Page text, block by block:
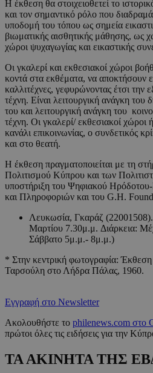
Η έκθεση θα στοιχειοθετεί το
και τον σημαντικό ρόλο που
υποδομή του τόπου ως σημεία
βιωματικής αισθητικής μάθησης, ως
χώροι ψυχαγωγίας και εικαστικής
Οι γκαλερί και εκθεσιακοί χώροι
κοντά στα εκθέματα, να αποκτήσουν
καλλιτέχνες, γεφυρώνοντας έτσι την
τέχνη. Είναι λειτουργική ανάγκη του
του και λειτουργική ανάγκη του
τέχνη. Οι γκαλερί/ εκθεσιακοί χώροι
κανάλι επικοινωνίας, ο συνδετικός
και στο θεατή.
Η έκθεση πραγματοποιείται με τη
Πολιτισμού Κύπρου και των
υποστήριξη του Ψηφιακού
και Πληροφοριών και του G.H.
Λευκωσία, Γκαράζ (22001508).
Μαρτίου 7.30μ.μ. Διάρκεια:
Σάββατο 5μ.μ.- 8μ.μ.)
* Στην κεντρική φωτογραφία:
Ταρσούλη στο Λήδρα Πάλας, 1960.
Εγγραφή στο Newsletter
Ακολουθήστε το philenews.com στο
πρώτοι όλες τις ειδήσεις για την
ΤΑ ΑΚΙΝΗΤΑ ΤΗΣ